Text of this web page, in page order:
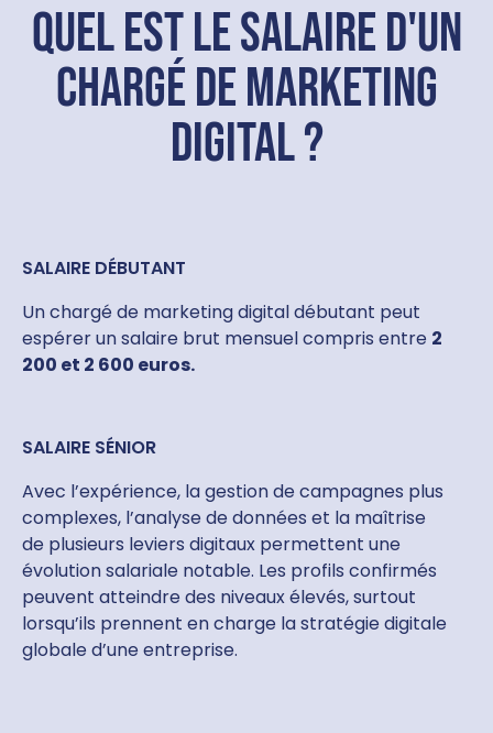
Quel est le salaire d'un
chargé de marketing
digital ?
SALAIRE DÉBUTANT
Un chargé de marketing digital débutant peut
espérer un salaire brut mensuel compris entre 2
200 et 2 600 euros.
SALAIRE SÉNIOR
Avec l’expérience, la gestion de campagnes plus
complexes, l’analyse de données et la maîtrise
de plusieurs leviers digitaux permettent une
évolution salariale notable. Les profils confirmés
peuvent atteindre des niveaux élevés, surtout
lorsqu’ils prennent en charge la stratégie digitale
globale d’une entreprise.